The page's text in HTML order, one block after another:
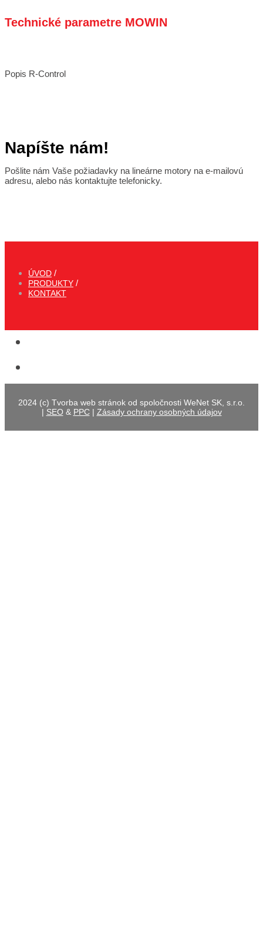
Technické parametre MOWIN
Popis R-Control
Napíšte nám!
Pošlite nám Vaše požiadavky na lineárne motory na e-mailovú
adresu, alebo nás kontaktujte telefonicky.
ÚVOD
PRODUKTY
KONTAKT
2024 (c) Tvorba web stránok od spoločnosti WeNet SK, s.r.o.
| SEO & PPC| Zásady ochrany osobných údajov